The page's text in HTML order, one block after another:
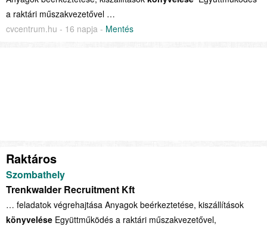
a raktári műszakvezetővel …
cvcentrum.hu - 16 napja - Mentés
Raktáros
Szombathely
Trenkwalder Recruitment Kft
… feladatok végrehajtása Anyagok beérkeztetése, kiszállítások
könyvelése Együttműködés a raktári műszakvezetővel,